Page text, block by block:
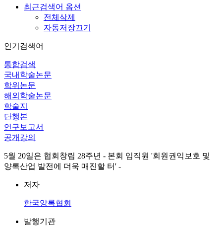
최근검색어 옵션
전체삭제
자동저장끄기
인기검색어
통합검색
국내학술논문
학위논문
해외학술논문
학술지
단행본
연구보고서
공개강의
5월 20일은 협회창립 28주년 - 본회 임직원 '회원권익보호 및
양록산업 발전에 더욱 매진할 터' -
저자
한국양록협회
발행기관